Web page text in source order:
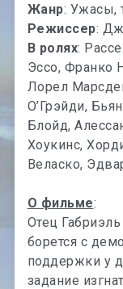
Жанр: Ужасы,
Режиссер:
В ролях:
Эссо, Франко
Лорел
О’Грэйди,
Блойд,
Хоукинс,
Веласко,
О фильме:
Отец
борется с
поддержки у
задание